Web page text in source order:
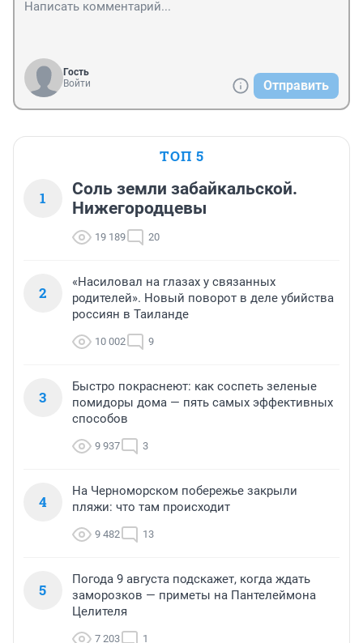
Гость
Войти
Отправить
ТОП 5
1
Соль земли забайкальской.
Нижегородцевы
19 189 20
2
«Насиловал на глазах у связанных
родителей». Новый поворот в деле убийства
россиян в Таиланде
10 002 9
3
Быстро покраснеют: как соспеть зеленые
помидоры дома — пять самых эффективных
способов
9 937 3
4
На Черноморском побережье закрыли
пляжи: что там происходит
9 482 13
5
Погода 9 августа подскажет, когда ждать
заморозков — приметы на Пантелеймона
Целителя
7 203 1